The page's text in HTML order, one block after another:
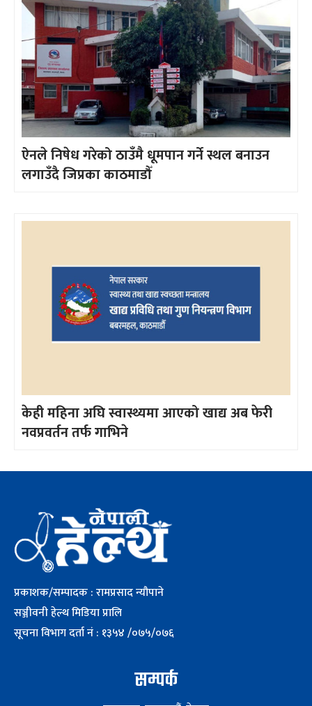
ऐनले निषेध गरेको ठाउँमै धूमपान गर्ने स्थल बनाउन
लगाउँदै जिप्रका काठमाडौँ
केही महिना अघि स्वास्थ्यमा आएको खाद्य अब फेरी
नवप्रवर्तन तर्फ गाभिने
प्रकाशक/सम्पादक : रामप्रसाद न्यौपाने
सञ्जीवनी हेल्थ मिडिया प्रालि
सूचना विभाग दर्ता नं : १३५४ /०७५/०७६
सम्पर्क